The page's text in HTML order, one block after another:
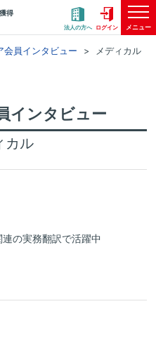
得
法人の方へ ログイン メニュー
会員インタビュー メディカル
インタビュー
カル
の実務翻訳で活躍中